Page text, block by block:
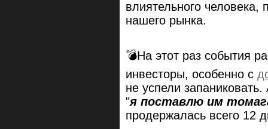
влиятельного
нашего рынка.
💣На этот раз события
инвесторы, особенно с
не успели
"я поставлю им
продержалась всего 12